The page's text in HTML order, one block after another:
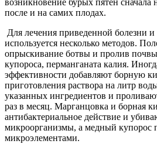
возникновение бурых пятен сначала
после и на самих плодах.
Для лечения приведенной болезни
используется несколько методов.
опрыскивание ботвы и пролив
купороса, перманганата калия.
эффективности добавляют борную
приготовления раствора на литр
указанных ингредиентов и
раз в месяц. Марганцовка и борная
антибактериальное действие и
микроорганизмы, а медный купорос
микроэлементами.